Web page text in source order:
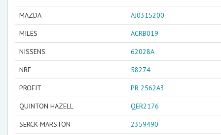
MAZDA AJ0315200
MILES ACRB019
NISSENS 62028A
NRF 58274
PROFIT PR 2562A3
QUINTON HAZELL QER2176
SERCK-MARSTON 2359490